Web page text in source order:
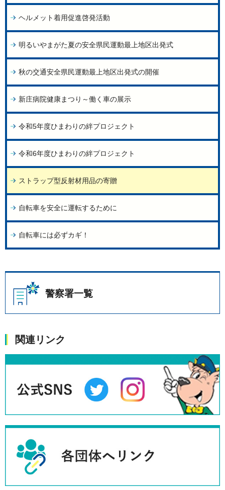
ヘルメット着用促進啓発活動
明るいやまがた夏の安全県民運動最上地区出発式
秋の交通安全県民運動最上地区出発式の開催
新庄病院健康まつり～働く車の展示
令和5年度ひまわりの絆プロジェクト
令和6年度ひまわりの絆プロジェクト
ストラップ型反射材用品の寄贈
自転車を安全に運転するために
自転車には必ずカギ！
警察署一覧
関連リンク